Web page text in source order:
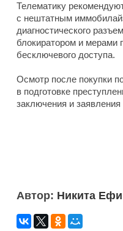
Телематику
с нештатным
диагностического
блокиратором и мерами
бесключевого доступа.
Осмотр после покупки
в подготовке
заключения и
Автор: Никита